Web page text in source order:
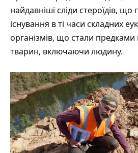
найдавніші сліди стероїдів, що
існування в ті часи складних
організмів, що стали предками
тварин, включаючи людину.